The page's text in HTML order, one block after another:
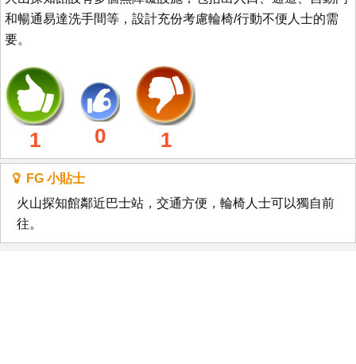
和暢通易達洗手間等，設計充份考慮輪椅/行動不便人士的需
要。
1 0 1
FG 小貼士
火山探知館鄰近巴士站，交通方便，輪椅人士可以獨自前
往。